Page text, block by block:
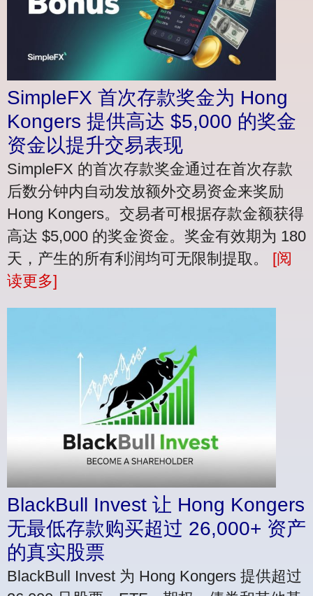
SimpleFX 首次存款奖金为 Hong
Kongers 提供高达 $5,000 的奖金
资金以提升交易表现
SimpleFX 的首次存款奖金通过在首次存款
后数分钟内自动发放额外交易资金来奖励
Hong Kongers。交易者可根据存款金额获得
高达 $5,000 的奖金资金。奖金有效期为 180
天，产生的所有利润均可无限制提取。 [阅
读更多]
BlackBull Invest 让 Hong Kongers
无最低存款购买超过 26,000+ 资产
的真实股票
BlackBull Invest 为 Hong Kongers 提供超过